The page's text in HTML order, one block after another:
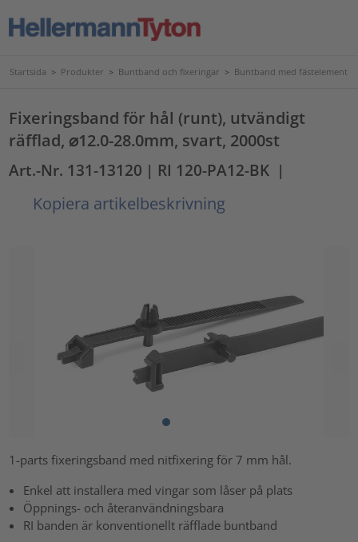
Startsida > Produkter > Buntband och fixeringar > Buntband med fästelement
Fixeringsband för hål (runt), utvändigt
räfflad, ⌀12.0-28.0mm, svart, 2000st
Art.-Nr. 131-13120 | RI 120-PA12-BK |
Kopiera artikelbeskrivning
1-parts fixeringsband med nitfixering för 7 mm hål.
Enkel att installera med vingar som låser på plats
Öppnings- och återanvändningsbara
RI banden är konventionellt räfflade buntband